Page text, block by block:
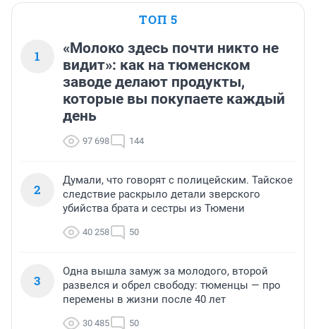
ТОП 5
1
«Молоко здесь почти никто не
видит»: как на тюменском
заводе делают продукты,
которые вы покупаете каждый
день
97 698 144
2
Думали, что говорят с полицейским. Тайское
следствие раскрыло детали зверского
убийства брата и сестры из Тюмени
40 258 50
3
Одна вышла замуж за молодого, второй
развелся и обрел свободу: тюменцы — про
перемены в жизни после 40 лет
30 485 50